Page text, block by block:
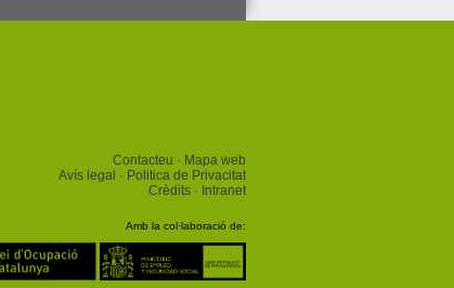
Contacteu
Mapa web
Avís legal
Politica de Privacitat
Crèdits
Intranet
Amb la col·laboració de: